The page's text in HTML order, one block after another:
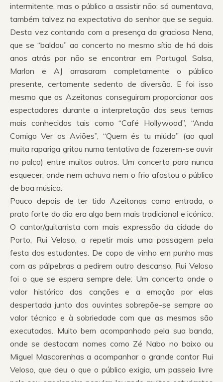
intermitente, mas o público a assistir não: só aumentava,
também talvez na expectativa do senhor que se seguia.
Desta vez contando com a presença da graciosa Nena,
que se “baldou” ao concerto no mesmo sítio de há dois
anos atrás por não se encontrar em Portugal, Salsa,
Marlon e AJ arrasaram completamente o público
presente, certamente sedento de diversão. E foi isso
mesmo que os Azeitonas conseguiram proporcionar aos
espectadores durante a interpretação dos seus temas
mais conhecidos tais como “Café Hollywood”, “Anda
Comigo Ver os Aviões”, “Quem és tu miúda” (ao qual
muita rapariga gritou numa tentativa de fazerem-se ouvir
no palco) entre muitos outros. Um concerto para nunca
esquecer, onde nem achuva nem o frio afastou o público
de boa música.
Pouco depois de ter tido Azeitonas como entrada, o
prato forte do dia era algo bem mais tradicional e icónico:
O cantor/guitarrista com mais expressão da cidade do
Porto, Rui Veloso, a repetir mais uma passagem pela
festa dos estudantes. De copo de vinho em punho mas
com as pálpebras a pedirem outro descanso, Rui Veloso
foi o que se espera sempre dele: Um concerto onde o
valor histórico das canções e a emoção por elas
despertada junto dos ouvintes sobrepõe-se sempre ao
valor técnico e à sobriedade com que as mesmas são
executadas. Muito bem acompanhado pela sua banda,
onde se destacam nomes como Zé Nabo no baixo ou
Miguel Mascarenhas a acompanhar o grande cantor Rui
Veloso, que deu o que o público exigia, um passeio livre